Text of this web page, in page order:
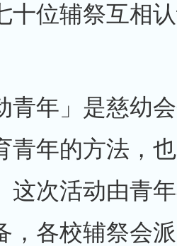
十位辅祭互相
青年」是慈幼
青年的方法，
这次活动由青
，各校辅祭会